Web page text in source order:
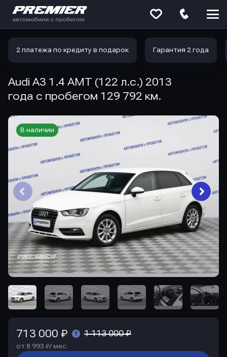
2 платежа по кредиту в подарок Гарантия 2 года
Audi A3 1.4 AMT (122 л.с.) 2013
года с пробегом 129 792 км.
В наличии
713 000 ₽ 1 113 000 ₽
от 8 993 ₽/ мес.